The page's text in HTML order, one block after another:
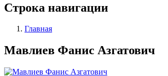
Строка навигации
Главная
Мавлиев Фанис Азгатович